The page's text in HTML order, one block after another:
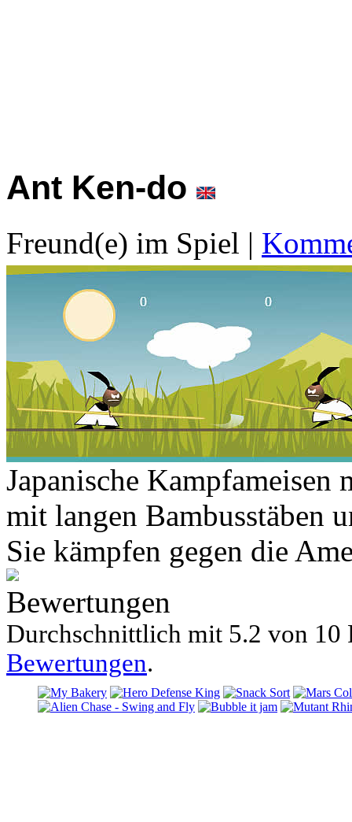
Ant Ken-do
Freund(e) im Spiel |
Japanische
mit langen Bambusstäben
Sie kämpfen gegen die
Bewertungen
Durchschnittlich mit 5.2 von 10
Bewertungen.